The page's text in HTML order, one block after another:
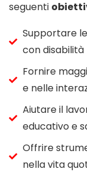
seguenti
Supportare
con disabilità
Fornire
e nelle
Aiutare il
educativo e
Offrire
nella vita